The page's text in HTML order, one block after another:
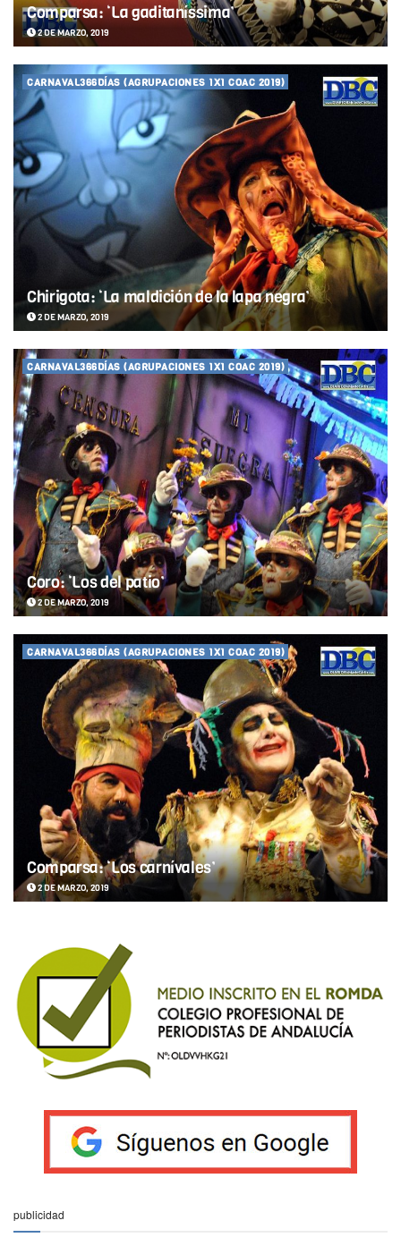
Comparsa: ‘La gaditaníssima’
2 DE MARZO, 2019
CARNAVAL366DÍAS (AGRUPACIONES 1X1 COAC 2019)
Chirigota: ‘La maldición de la lapa negra’
2 DE MARZO, 2019
CARNAVAL366DÍAS (AGRUPACIONES 1X1 COAC 2019)
Coro: ‘Los del patio’
2 DE MARZO, 2019
CARNAVAL366DÍAS (AGRUPACIONES 1X1 COAC 2019)
Comparsa: ‘Los carnívales’
2 DE MARZO, 2019
publicidad